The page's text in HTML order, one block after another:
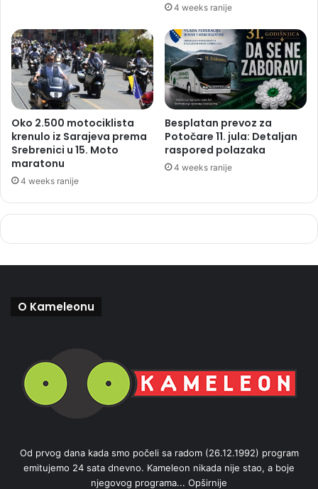
4 weeks ranije
Oko 2.500 motociklista
krenulo iz Sarajeva prema
Srebrenici u 15. Moto
maratonu
4 weeks ranije
Besplatan prevoz za
Potočare 11. jula: Detaljan
raspored polazaka
4 weeks ranije
O Kameleonu
Od prvog dana kada smo počeli sa radom (26.12.1992) program
emitujemo 24 sata dnevno. Kameleon nikada nije stao, a boje
njegovog programa... Opširnije